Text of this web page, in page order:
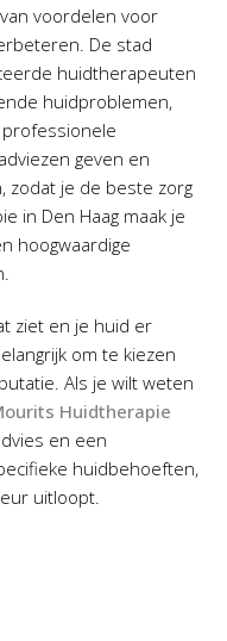
voordelen voor
De stad
huidtherapeuten
huidproblemen,
geven en
zodat je de beste zorg
in Den Haag maak je
hoogwaardige
ziet en je huid er
om te kiezen
Als je wilt weten
Huidtherapie
en een
huidbehoeften,
uitloopt.